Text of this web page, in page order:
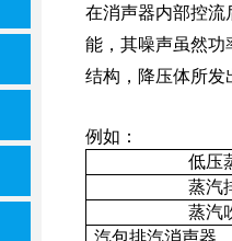
在消声器内部控流
能，其噪声虽然功
结构，降压体所发
例如：
低压
蒸汽
蒸汽
汽包排汽消声器